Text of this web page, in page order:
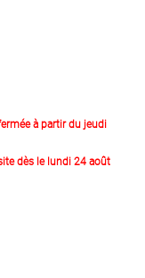
à partir du jeudi
dès le lundi 24 août